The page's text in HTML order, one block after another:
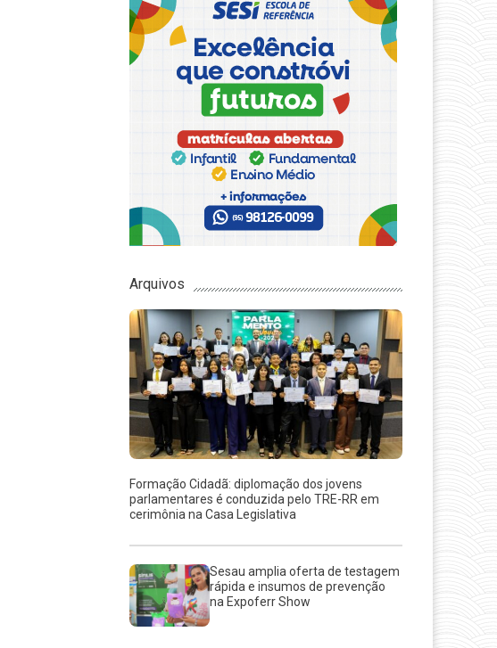
Arquivos
Formação Cidadã: diplomação dos jovens
parlamentares é conduzida pelo TRE-RR em
cerimônia na Casa Legislativa
Sesau amplia oferta de testagem
rápida e insumos de prevenção
na Expoferr Show